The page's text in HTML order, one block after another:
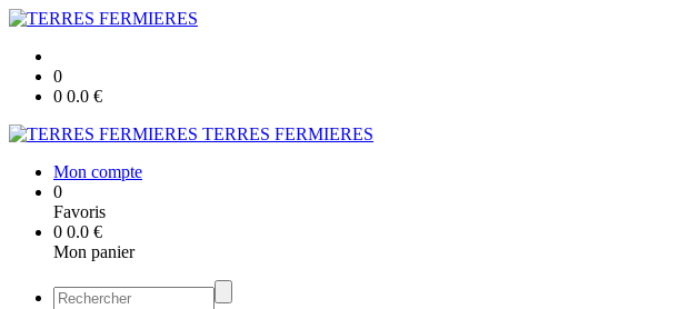
0
0 0.0 €
TERRES FERMIERES
Mon compte
0
Favoris
0 0.0 €
Mon panier